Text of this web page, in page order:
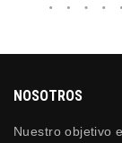
NOSOTROS
Nuestro objetivo